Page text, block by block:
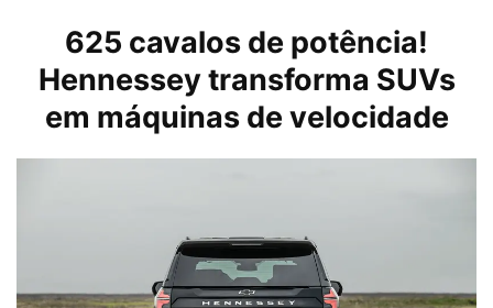
625 cavalos de potência!
Hennessey transforma SUVs
em máquinas de velocidade